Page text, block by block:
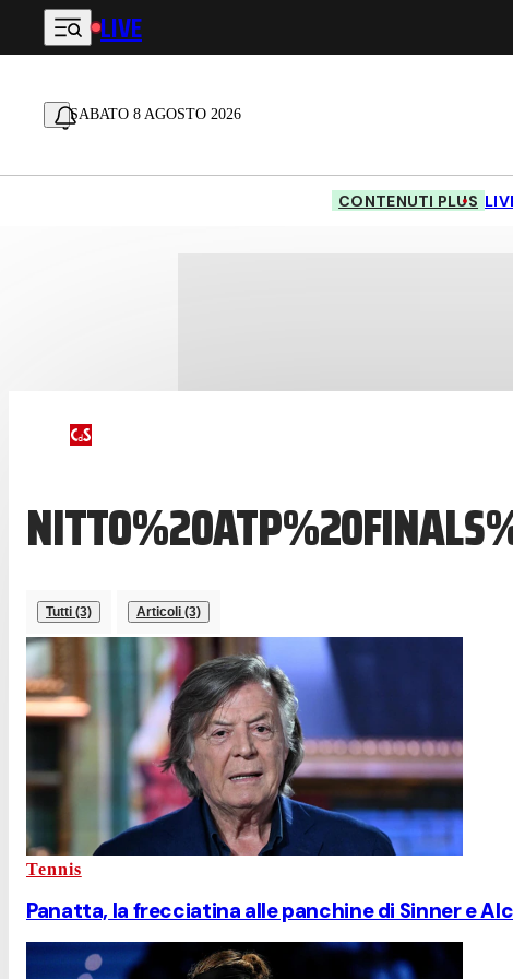
Vai al contenuto principale
LIVE
SABATO 8 AGOSTO 2026
CONTENUTI PLUS
Tutti (3) Articoli (3)
Tennis
Panatta, la frecciatina alle panchine di Sinner e